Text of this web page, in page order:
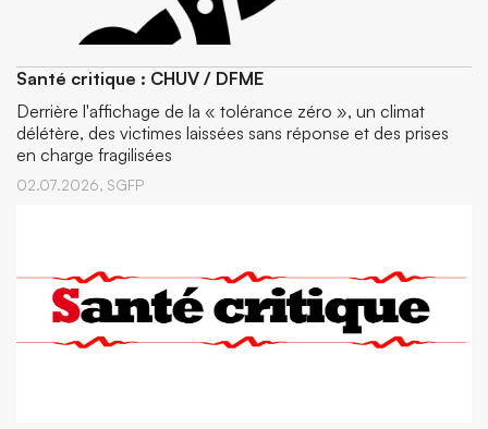
Santé critique : CHUV / DFME
Derrière l'affichage de la « tolérance zéro », un climat
délétère, des victimes laissées sans réponse et des prises
en charge fragilisées
02.07.2026, SGFP